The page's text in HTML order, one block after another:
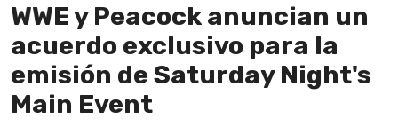
WWE y Peacock anuncian un
acuerdo exclusivo para la
emisión de Saturday Night's
Main Event